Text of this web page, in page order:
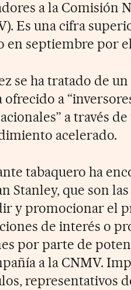
a la Comisión
Es una cifra
en septiembre por
se ha tratado de
ofrecido a
a través
acelerado.
tabaquero ha
Stanley, que son
y promocionar el
de interés o
por parte de
a la CNMV.
representativos